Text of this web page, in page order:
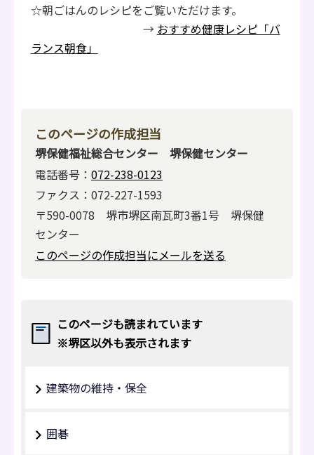
☆朝ごはんのレシピをご覧いただけます。
→ おすすめ健康レシピ「バ
ランス朝食」
このページの作成担当
堺保健福祉総合センター 堺保健センター
電話番号： 072-238-0123
ファクス：072-227-1593
〒590-0078 堺市堺区南瓦町3番1号 堺保健
センター
このページの作成担当にメールを送る
このページも読まれています
※堺区以外も表示されます
建築物の維持・保全
囲碁